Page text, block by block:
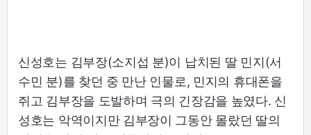
신성호는 김부장(소지섭 분)이 납치된 딸 민지(서
수민 분)를 찾던 중 만난 인물로, 민지의 휴대폰을
쥐고 김부장을 도발하며 극의 긴장감을 높였다. 신
성호는 악역이지만 김부장이 그동안 몰랐던 딸의